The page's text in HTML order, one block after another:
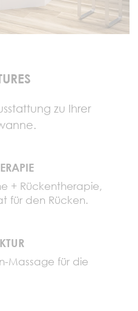
zu Ihrer
+ Rückentherapie,
für den Rücken.
Massage für die